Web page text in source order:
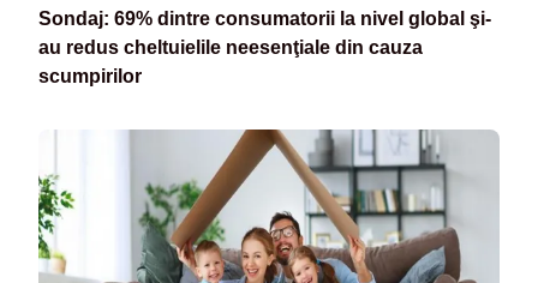
Sondaj: 69% dintre consumatorii la nivel global şi-
au redus cheltuielile neesenţiale din cauza
scumpirilor